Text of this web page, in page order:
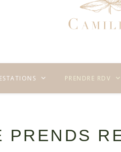
PRENDRE RDV
PRENDS